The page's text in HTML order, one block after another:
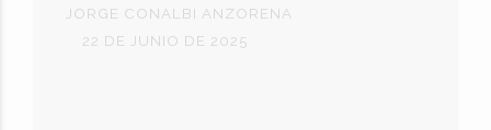
JORGE CONALBI ANZORENA
22 DE JUNIO DE 2025